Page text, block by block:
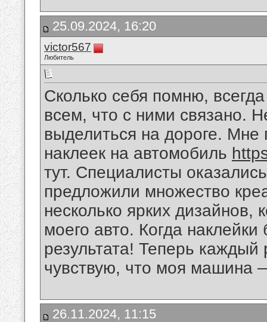
25.09.2024, 16:20
victor567
Любитель
Сколько себя помню,
всем, что с ними связано.
выделиться на дороге. Мне
наклеек на автомобиль
тут. Специалисты
предложили множество
несколько ярких
моего авто. Когда
результата! Теперь
чувствую, что моя машина
26.11.2024, 11:15